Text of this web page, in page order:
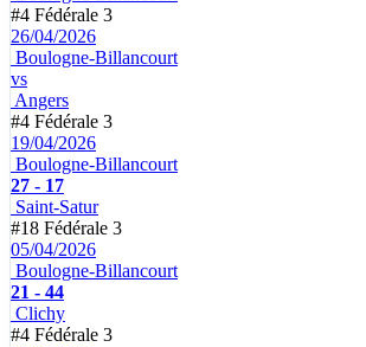
#4 Fédérale 3
26/04/2026
Boulogne-Billancourt
vs
Angers
#4 Fédérale 3
19/04/2026
Boulogne-Billancourt
27 - 17
Saint-Satur
#18 Fédérale 3
05/04/2026
Boulogne-Billancourt
21 - 44
Clichy
#4 Fédérale 3